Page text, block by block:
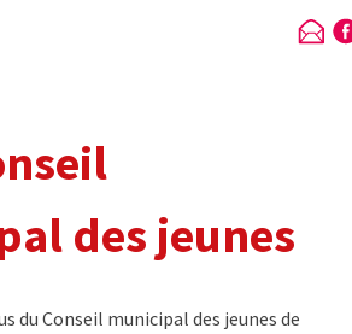
des jeunes
du Conseil municipal des jeunes de